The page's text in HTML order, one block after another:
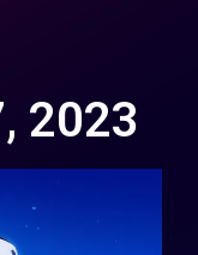
2023